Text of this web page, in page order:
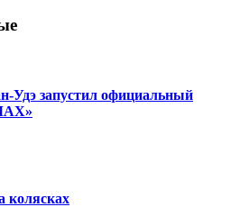
Удэ запустил официальный
колясках